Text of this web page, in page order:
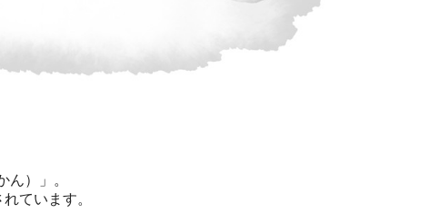
）」。
ています。